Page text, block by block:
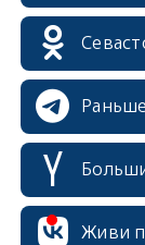
Живи